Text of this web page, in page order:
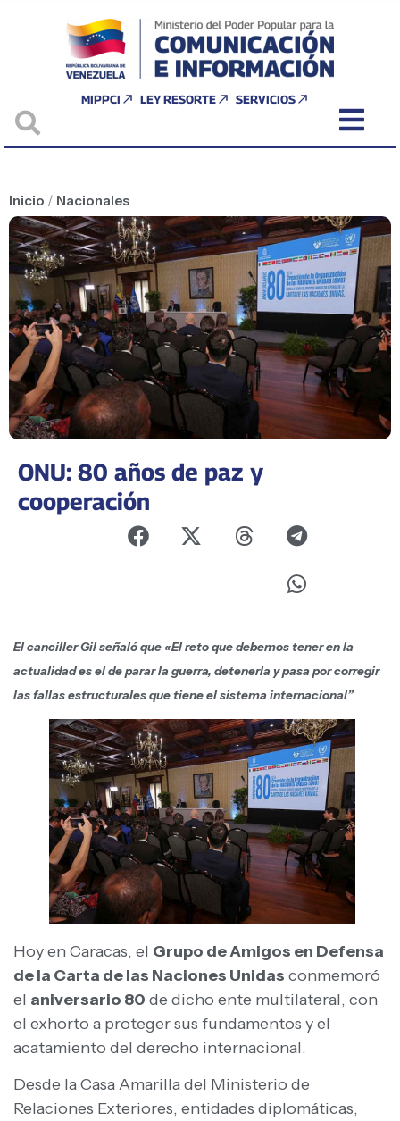
MIPPCI LEY RESORTE SERVICIOS
Inicio / Nacionales
ONU: 80 años de paz y
cooperación
El canciller Gil señaló que «El reto que debemos tener en la
actualidad es el de parar la guerra, detenerla y pasa por corregir
las fallas estructurales que tiene el sistema internacional”
Hoy en Caracas, el Grupo de Amigos en Defensa
de la Carta de las Naciones Unidas conmemoró
el aniversario 80 de dicho ente multilateral, con
el exhorto a proteger sus fundamentos y el
acatamiento del derecho internacional.
Desde la Casa Amarilla del Ministerio de
Relaciones Exteriores, entidades diplomáticas,